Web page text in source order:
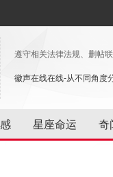
遵守相关法律法规、删帖
徽声在线在线-从不同角度
星座命运 奇